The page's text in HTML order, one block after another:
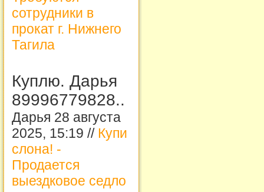
сотрудники в
прокат г. Нижнего
Тагила
Куплю. Дарья
89996779828..
Дарья 28 августа
2025, 15:19 // Купи
слона! -
Продается
выездковое седло